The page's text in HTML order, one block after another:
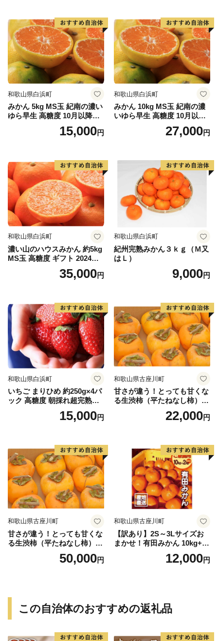
てお問い合わせください。
・申し込まれたお礼の品と届いたお礼の品が異なってい
た場合
・お礼の品が破損している場合
・返品方法等については個別にご相談させていただきま
す。
礼として当町お礼の品を進呈しています。
【対象となるのは】町外在住の方で、１回1,000円以上
ふるさと納税(寄附)をされた方が対象となります。
●お届けの日付指定はお受けしておりません。
●長期不在のご予定があれば備考欄にご記入ください。
●お申し込み後のお礼の品の変更は受けかねますので、
ご了承ください。
●ご注文の状況によっては、一時的に品切れが発生する
場合があります。
●色調が実物と異なる場合があります。
●写真はイメージです。小物類は商品に含まれません。
和歌山県白浜町
みかん 5kg MS玉 紀南の濃い
ゆら早生 高糖度 10月以降発
送 マルチ被覆栽培15,000円
和歌山県白浜町
みかん 10kg MS玉 紀南の濃
いゆら早生 高糖度 10月以降
発送 マルチ被覆栽培27,000円
和歌山県白浜町
濃い山のハウスみかん 約5kg
MS玉 高糖度 ギフト 2024年7
35,000円
和歌山県白浜町
紀州完熟みかん３ｋｇ（Ｍ又
はＬ）
9,000円
和歌山県白浜町
いちご まりひめ 約250g×4パ
ック 高糖度 朝採れ超完熟ま
りひめ 1月以降発送分
15,000円
和歌山県古座川町
甘さが違う！とっても甘くな
る生渋柿（平たねなし柿）吊
ップ付約4.5～5kg 約24～30
22,000円
和歌山県古座川町
甘さが違う！とっても甘くな
る生渋柿（平たねなし柿）吊
ップ付約14.5～15kg 約60～
50,000円
和歌山県古座川町
【訳あり】2S～3Lサイズお
まかせ！有田みかん 10kg+2k
g保証分 11月から12月下旬ま
でに順次発送致します。 / 訳
12,000円
この自治体のおすすめの返礼品